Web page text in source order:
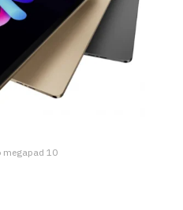
megapad 10